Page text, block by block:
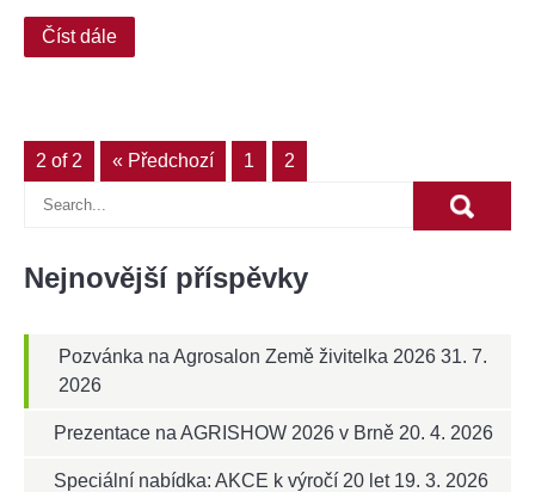
Číst dále
2 of 2 « Předchozí 1 2
Nejnovější příspěvky
Pozvánka na Agrosalon Země živitelka 2026 31. 7.
2026
Prezentace na AGRISHOW 2026 v Brně 20. 4. 2026
Speciální nabídka: AKCE k výročí 20 let 19. 3. 2026